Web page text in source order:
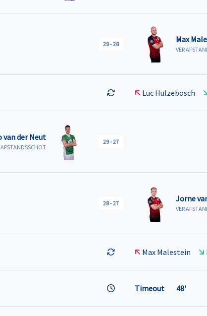
29-28 Max
VER
Luc Hulzebosch
van der Neut
AFSTANDSSCHOT
29-27
28-27 Jorne
VER
Max Malestein
Timeout 48'